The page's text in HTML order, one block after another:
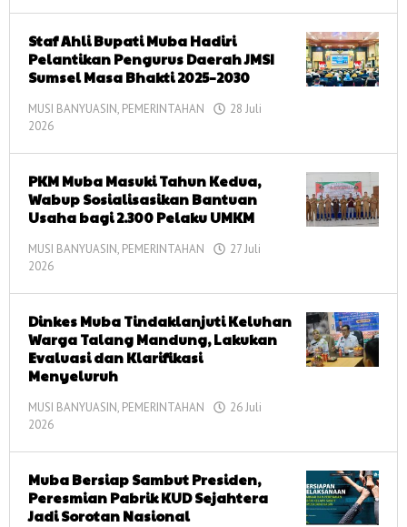
Staf Ahli Bupati Muba Hadiri
Pelantikan Pengurus Daerah JMSI
Sumsel Masa Bhakti 2025–2030
MUSI BANYUASIN, PEMERINTAHAN
28 Juli
2026
PKM Muba Masuki Tahun Kedua,
Wabup Sosialisasikan Bantuan
Usaha bagi 2.300 Pelaku UMKM
MUSI BANYUASIN, PEMERINTAHAN
27 Juli
2026
Dinkes Muba Tindaklanjuti Keluhan
Warga Talang Mandung, Lakukan
Evaluasi dan Klarifikasi
Menyeluruh
MUSI BANYUASIN, PEMERINTAHAN
26 Juli
2026
Muba Bersiap Sambut Presiden,
Peresmian Pabrik KUD Sejahtera
Jadi Sorotan Nasional